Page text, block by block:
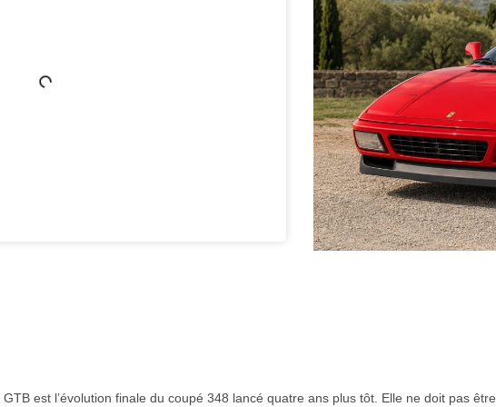
est l’évolution finale du coupé 348 lancé quatre ans plus tôt. Elle ne doit pas être